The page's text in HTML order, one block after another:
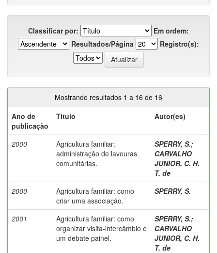
Classificar por:
Em ordem:
Resultados/Página
Registro(s):
Mostrando resultados 1 a 16 de 16
Ano de
publicação
Título Autor(es)
2000
Agricultura familiar:
administração de lavouras
comunitárias.
SPERRY, S.;
CARVALHO
JUNIOR, C. H.
T. de
2000
Agricultura familiar: como
criar uma associação.
SPERRY, S.
2001
Agricultura familiar: como
organizar visita-intercâmbio e
um debate painel.
SPERRY, S.;
CARVALHO
JUNIOR, C. H.
T. de